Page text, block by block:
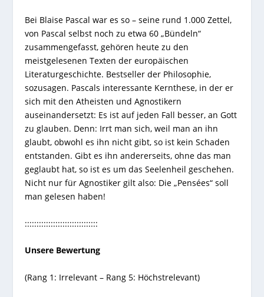
Bei Blaise Pascal war es so – seine rund 1.000 Zettel,
von Pascal selbst noch zu etwa 60 „Bündeln“
zusammengefasst, gehören heute zu den
meistgelesenen Texten der europäischen
Literaturgeschichte. Bestseller der Philosophie,
sozusagen. Pascals interessante Kernthese, in der er
sich mit den Atheisten und Agnostikern
auseinandersetzt: Es ist auf jeden Fall besser, an Gott
zu glauben. Denn: Irrt man sich, weil man an ihn
glaubt, obwohl es ihn nicht gibt, so ist kein Schaden
entstanden. Gibt es ihn andererseits, ohne das man
geglaubt hat, so ist es um das Seelenheil geschehen.
Nicht nur für Agnostiker gilt also: Die „Pensées“ soll
man gelesen haben!
:::::::::::::::::::::::::::::::
Unsere Bewertung
(Rang 1: Irrelevant – Rang 5: Höchstrelevant)